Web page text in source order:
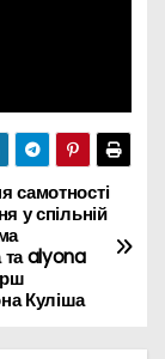
самотності
у спільній
та alyona
Куліша